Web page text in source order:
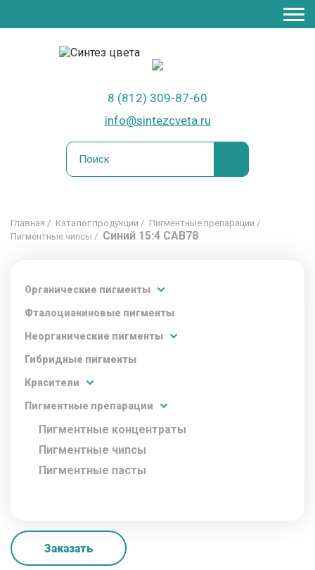
8 (812) 309-87-60
info@sintezcveta.ru
Главная Каталог продукции
Пигментные препарации
Пигментные чипсы
Синий 15:4 CAB78
Органические пигменты
Фталоцианиновые пигменты
Неорганические пигменты
Гибридные пигменты
Красители
Пигментные препарации
Пигментные концентраты
Пигментные чипсы
Пигментные пасты
Заказать